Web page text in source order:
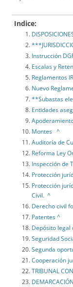
Indice:
Instrucción
Escalas y
Reglamentos
Nuevo
**Subastas
Entidades
Montes ^
Auditoría de
Reforma Ley
Inspección de
Protección
Protección
Civil. ^
Derecho civil
Patentes ^
Depósito
Seguridad
Segunda
Cooperación
TRIBUNAL